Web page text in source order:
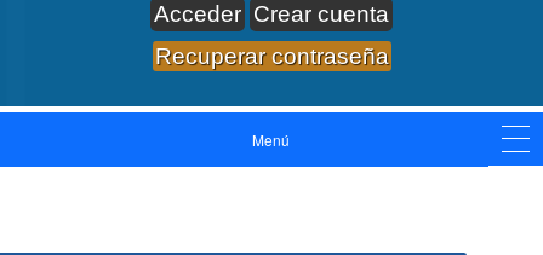
Crear cuenta
Recuperar contraseña
Menú